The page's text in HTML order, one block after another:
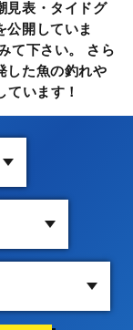
見表・タイドグ
公開していま
て下さい。 さら
した魚の釣れや
います！